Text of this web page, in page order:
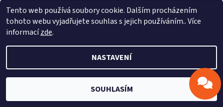
Profitek s.r.o. | Stepcraft CZ
2026 © Profitek, s.r.o., všechna práva vyhrazena
Vytvořil Shoptet
Tento web používá soubory cookie. Dalším procházením
tohoto webu vyjadřujete souhlas s jejich používáním.. Více
informacízde.
NASTAVENÍ
SOUHLASÍM